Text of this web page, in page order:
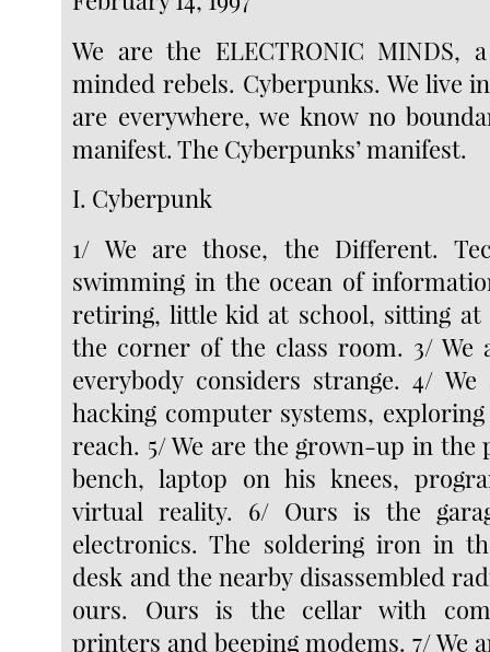
We are the ELECTRONIC MINDS,
minded rebels. Cyberpunks. We live
are everywhere, we know no
manifest. The Cyberpunks’ manifest.
I. Cyberpunk
1/ We are those, the Different.
swimming in the ocean of
retiring, little kid at school, sitting at
the corner of the class room. 3/ We
everybody considers strange. 4/
hacking computer systems,
reach. 5/ We are the grown-up in the
bench, laptop on his knees,
virtual reality. 6/ Ours is the
electronics. The soldering iron in
desk and the nearby disassembled
ours. Ours is the cellar with
printers and beeping modems. 7/ We